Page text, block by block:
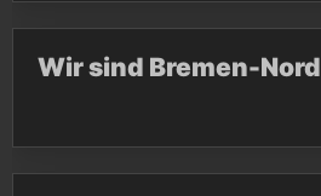
Wir sind Bremen-Nord